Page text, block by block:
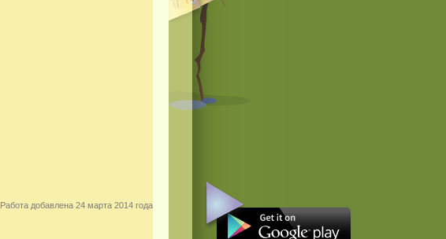
Работа добавлена 24 марта 2014 года